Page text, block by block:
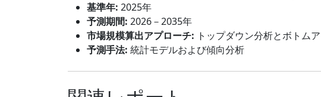
基準年: 2025年
予測期間: 2026－2035年
市場規模算出アプローチ: トップダウン分析とボトム
予測手法: 統計モデルおよび傾向分析